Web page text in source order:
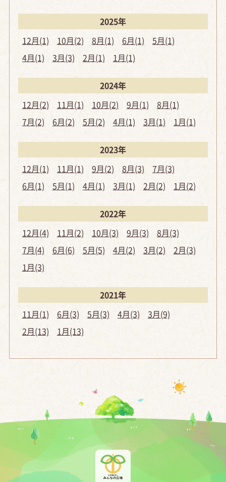
2025年
12月(1)
10月(2) 8月(1) 6月(1)
5月(1)
4月(1)
3月(3) 2月(1) 1月(1)
2024年
12月(2)
11月(1) 10月(2) 9月(1)
8月(1)
7月(2)
6月(2) 5月(2) 4月(1) 3月(1) 1月(1)
2023年
12月(1)
11月(1) 9月(2) 8月(3)
7月(3)
6月(1)
5月(1) 4月(1) 3月(1) 2月(2) 1月(2)
2022年
12月(4)
11月(2) 10月(3) 9月(3)
8月(3)
7月(4)
6月(6) 5月(5) 4月(2) 3月(2)
2月(3)
1月(3)
2021年
11月(1)
6月(3) 5月(3) 4月(3)
3月(9)
2月(13)
1月(13)